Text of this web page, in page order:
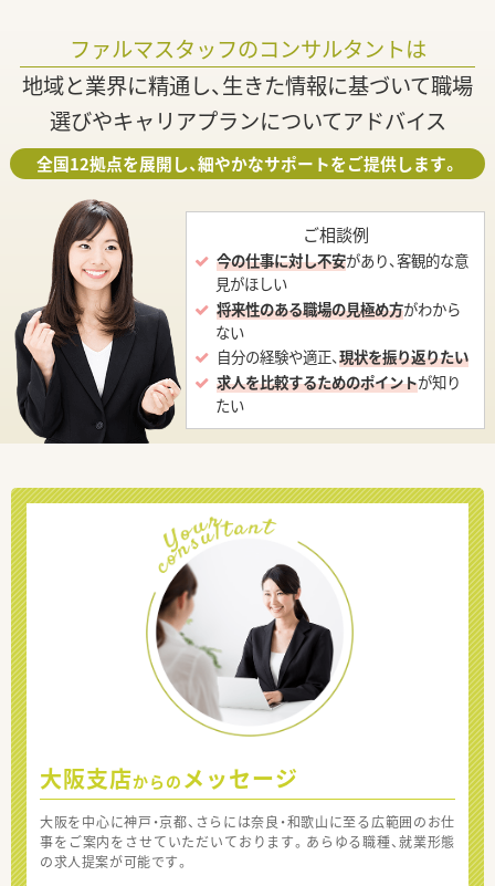
ファルマスタッフのコンサルタントは
地域と業界に精通し、生きた情報に基づいて職場
選びやキャリアプランについてアドバイス
全国12拠点を展開し、細やかなサポートをご提供します。
ご相談例
今の仕事に対し不安があり、客観的な意
見がほしい
将来性のある職場の見極め方がわから
ない
自分の経験や適正、現状を振り返りたい
求人を比較するためのポイントが知り
たい
大阪支店からの メッセージ
大阪を中心に神戸・京都、さらには奈良・和歌山に至る広範囲のお仕
事をご案内をさせていただいております。あらゆる職種、就業形態
の求人提案が可能です。